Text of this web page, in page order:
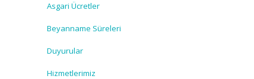
Asgari Ücretler
Beyanname Süreleri
Duyurular
Hizmetlerimiz